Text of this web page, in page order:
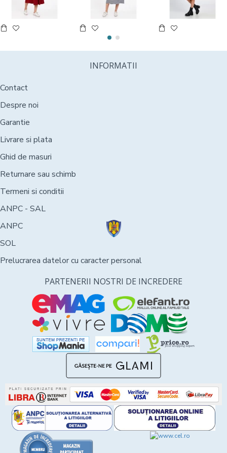
INFORMATII
Contact
Despre noi
Garantie
Livrare si plata
Ghid de masuri
Returnare sau schimb
Termeni si conditii
ANPC - SAL
ANPC
SOL
Prelucrarea datelor cu caracter personal
PARTENERII NOSTRI DE INCREDERE